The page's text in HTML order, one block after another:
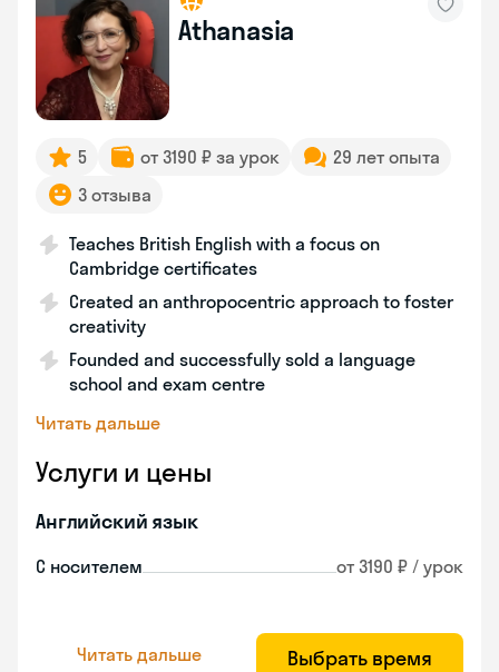
Athanasia
5 от 3190 ₽ за урок
29 лет опыта
3 отзыва
Teaches British English with a focus on
Cambridge certificates
Created an anthropocentric approach to foster
creativity
Founded and successfully sold a language
school and exam centre
Читать дальше
Услуги и цены
Английский язык
С носителем от 3190 ₽ / урок
Читать дальше Выбрать время